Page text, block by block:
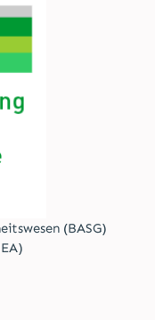
(BASG)